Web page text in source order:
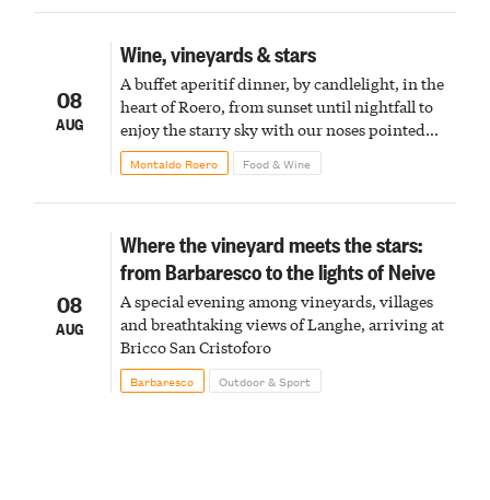
08
AUG
Wine, vineyards & stars
A buffet aperitif dinner, by candlelight, in the
heart of Roero, from sunset until nightfall to
enjoy the starry sky with our noses pointed
upward
Montaldo Roero Food & Wine
08
AUG
Where the vineyard meets the stars:
from Barbaresco to the lights of Neive
A special evening among vineyards, villages
and breathtaking views of Langhe, arriving at
Bricco San Cristoforo
Barbaresco Outdoor & Sport